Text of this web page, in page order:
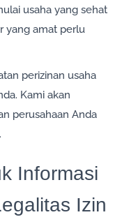
usaha yang sehat
yang amat perlu
perizinan usaha
Kami akan
perusahaan Anda
Informasi
Izin